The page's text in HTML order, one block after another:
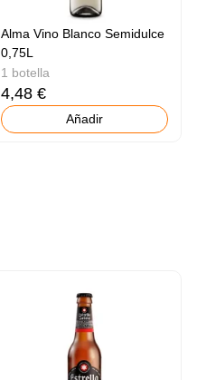
Alma Vino Blanco Semidulce
0,75L
1 botella
4,48 €
Añadir